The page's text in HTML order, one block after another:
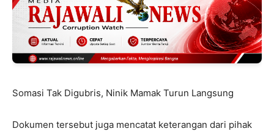
Somasi Tak Digubris, Ninik Mamak Turun Langsung
Dokumen tersebut juga mencatat keterangan dari pihak